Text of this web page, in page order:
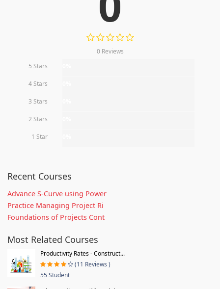
0 Reviews
5 Stars
4 Stars
3 Stars
2 Stars
1 Star
Recent Courses
Advance S-Curve using Power
Practice Managing Project Ri
Foundations of Projects Cont
Most Related Courses
Productivity Rates - Construct...
(11 Reviews )
55 Student